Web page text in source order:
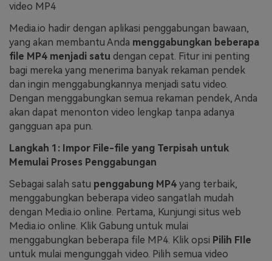
video MP4
Media.io hadir dengan aplikasi penggabungan bawaan,
yang akan membantu Anda menggabungkan beberapa
file MP4 menjadi satu dengan cepat. Fitur ini penting
bagi mereka yang menerima banyak rekaman pendek
dan ingin menggabungkannya menjadi satu video.
Dengan menggabungkan semua rekaman pendek, Anda
akan dapat menonton video lengkap tanpa adanya
gangguan apa pun.
Langkah 1: Impor File-file yang Terpisah untuk
Memulai Proses Penggabungan
Sebagai salah satu penggabung MP4 yang terbaik,
menggabungkan beberapa video sangatlah mudah
dengan Media.io online. Pertama, Kunjungi situs web
Media.io online. Klik Gabung untuk mulai
menggabungkan beberapa file MP4. Klik opsi Pilih FIle
untuk mulai mengunggah video. Pilih semua video